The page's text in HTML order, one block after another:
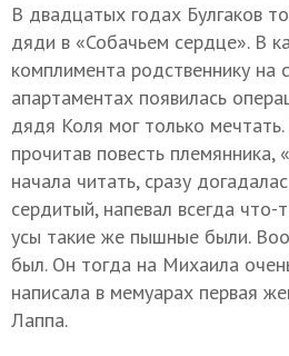
В двадцатых годах Булгаков
дяди в «Собачьем сердце». В
комплимента родственнику на
апартаментах появилась
дядя Коля мог только
прочитав повесть племянника,
начала читать, сразу
сердитый, напевал всегда что-
усы такие же пышные были.
был. Он тогда на Михаила
написала в мемуарах первая
Лаппа.